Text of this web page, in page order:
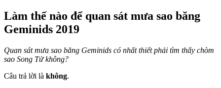
Làm thế nào để quan sát mưa sao băng
Geminids 2019
Quan sát mưa sao băng Geminids có nhất thiết phải tìm thấy chòm
sao Song Tử không?
Câu trả lời là không.